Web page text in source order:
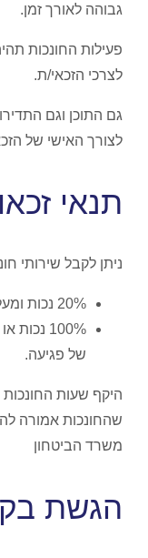
גבוהה לאורך זמן.
פעילות החונכות
לצרכי הזכאי/ת.
גם התוכן וגם
לצורך האישי של
תנאי
ניתן לקבל שירותי
20% נכות ומעלה בשל פגיעת ראש או פגיעה נפשית.
100% נכות או
של פגיעה.
היקף שעות
שהחונכות אמורה
משרד הביטחון
הגשת